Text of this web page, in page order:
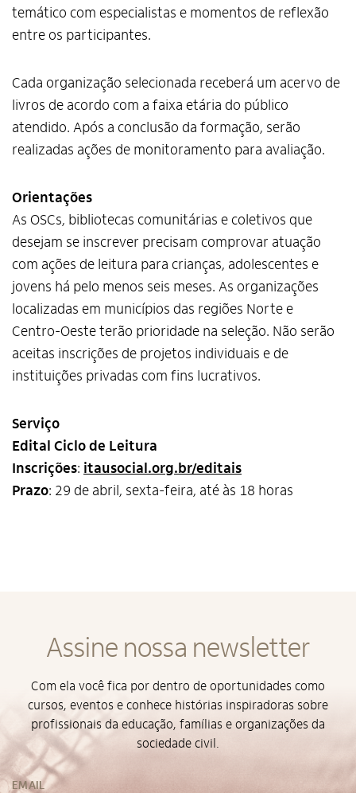
temático com especialistas e momentos de reflexão
entre os participantes.
Cada organização selecionada receberá um acervo de
livros de acordo com a faixa etária do público
atendido. Após a conclusão da formação, serão
realizadas ações de monitoramento para avaliação.
Orientações
As OSCs, bibliotecas comunitárias e coletivos que
desejam se inscrever precisam comprovar atuação
com ações de leitura para crianças, adolescentes e
jovens há pelo menos seis meses. As organizações
localizadas em municípios das regiões Norte e
Centro-Oeste terão prioridade na seleção. Não serão
aceitas inscrições de projetos individuais e de
instituições privadas com fins lucrativos.
Serviço
Edital Ciclo de Leitura
Inscrições: itausocial.org.br/editais
Prazo: 29 de abril, sexta-feira, até às 18 horas
Assine nossa newsletter
Com ela você fica por dentro de oportunidades como
cursos, eventos e conhece histórias inspiradoras sobre
profissionais da educação, famílias e organizações da
sociedade civil.
EMAIL